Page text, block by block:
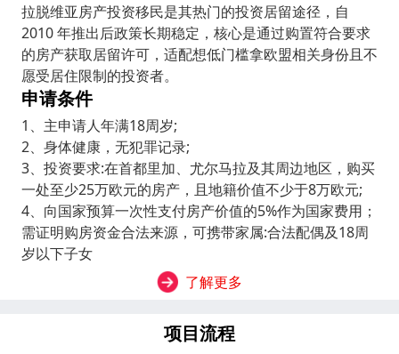
拉脱维亚房产投资移民是其热门的投资居留途径，自
2010 年推出后政策长期稳定，核心是通过购置符合要求
的房产获取居留许可，适配想低门槛拿欧盟相关身份且不
愿受居住限制的投资者。
申请条件
1、主申请人年满18周岁;
2、身体健康，无犯罪记录;
3、投资要求:在首都里加、尤尔马拉及其周边地区，购买
一处至少25万欧元的房产，且地籍价值不少于8万欧元;
4、向国家预算一次性支付房产价值的5%作为国家费用；
需证明购房资金合法来源，可携带家属:合法配偶及18周
岁以下子女
了解更多
项目流程